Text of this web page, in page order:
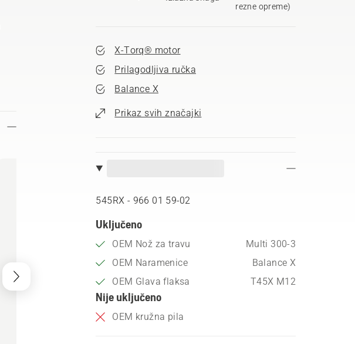
rezne opreme)
X-Torq® motor
Prilagodljiva ručka
Balance X
Prikaz svih značajki
545RX - 966 01 59‑02
Uključeno
OEM Nož za travu
Multi 300-3
OEM Naramenice
Balance X
OEM Glava flaksa
T45X M12
Nije uključeno
OEM kružna pila